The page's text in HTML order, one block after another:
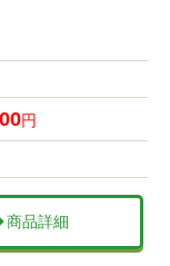
円
商品詳細